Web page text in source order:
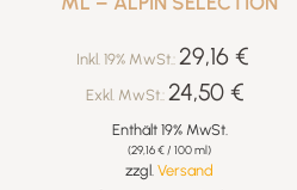
Inkl. 19% MwSt.: 29,16 €
Exkl. MwSt.: 24,50 €
Enthält 19% MwSt.
(29,16€ / 100 ml)
zzgl. Versand